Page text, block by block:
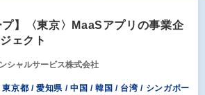
プ】〈東京〉MaaSアプリの事業企
ェクト
シャルサービス株式会社
東京都 / 愛知県 / 中国 / 韓国 / 台湾 / シンガポー